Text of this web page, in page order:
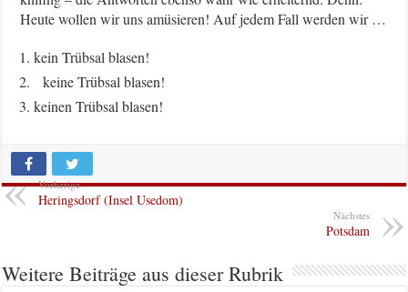
Heute wollen wir uns amüsieren! Auf jedem Fall werden wir …
kein Trübsal blasen!
keine Trübsal blasen!
keinen Trübsal blasen!
Vorherige
Heringsdorf (Insel Usedom)
Nächstes
Potsdam
Weitere Beiträge aus dieser Rubrik